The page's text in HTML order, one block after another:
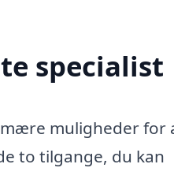
specialist
muligheder for
to tilgange, du kan